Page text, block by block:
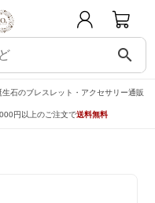
search
石のブレスレット・アクセサリー通販
円以上のご注文で送料無料